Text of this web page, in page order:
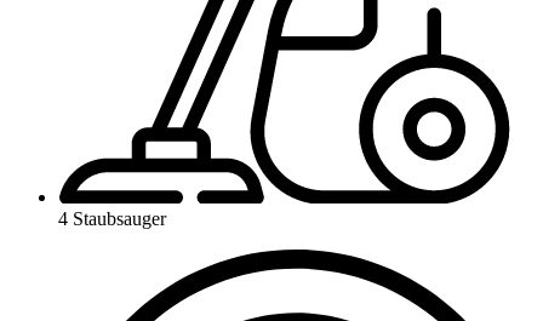
4 Staubsauger